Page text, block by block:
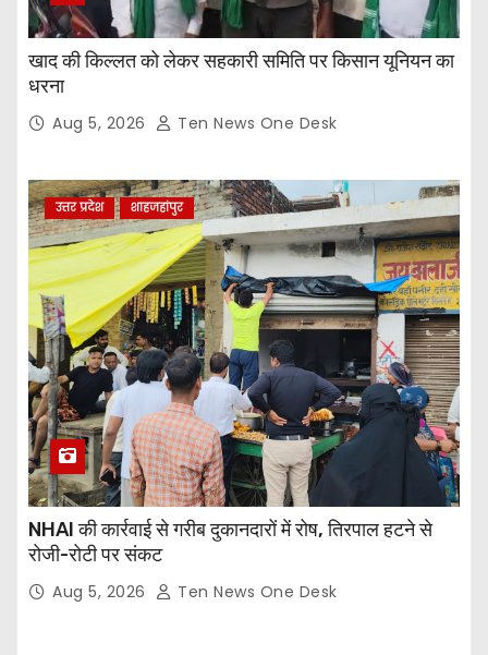
खाद की किल्लत को लेकर सहकारी समिति पर किसान यूनियन का
धरना
Aug 5, 2026 Ten News One Desk
उत्तर प्रदेश शाहजहांपुर
NHAI की कार्रवाई से गरीब दुकानदारों में रोष, तिरपाल हटने से
रोजी-रोटी पर संकट
Aug 5, 2026 Ten News One Desk